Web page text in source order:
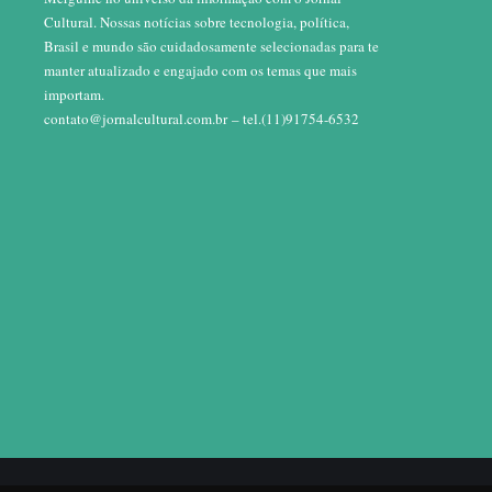
Cultural. Nossas notícias sobre tecnologia, política,
Brasil e mundo são cuidadosamente selecionadas para te
manter atualizado e engajado com os temas que mais
importam.
contato@jornalcultural.com.br– tel.(11)91754-6532